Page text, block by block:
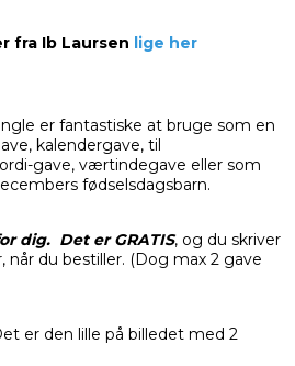
fra Ib Laursen lige her
er fantastiske at bruge som en
kalendergave, til
gave, værtindegave eller som
fødselsdagsbarn.
dig. Det er GRATIS, og du skriver
du bestiller. (Dog max 2 gave
er den lille på billedet med 2